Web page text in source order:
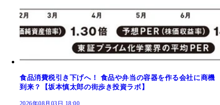
食品消費税引き下げへ！ 食品や弁当の容器を作る会社に商機
到来？【坂本慎太郎の街歩き投資ラボ】
2026年08月03日 18:00